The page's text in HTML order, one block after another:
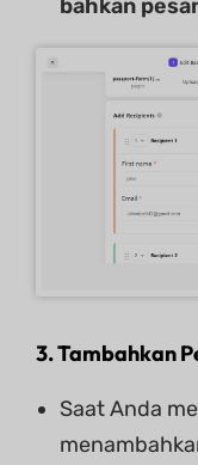
bahkan
3. Tambahkan
Saat Anda